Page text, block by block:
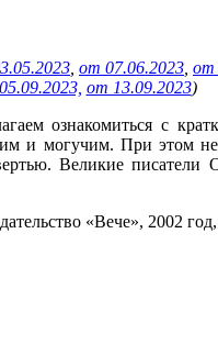
от 07.06.2023 от
от 13.09.2023)
ознакомиться с
и могучим. При этом
Великие писатели
«Вече», 2002